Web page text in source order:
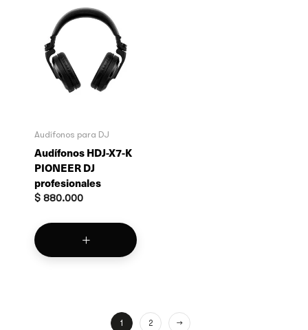
Audífonos para DJ
Audífonos HDJ-X7-K
PIONEER DJ
profesionales
$ 880.000
1 2 →